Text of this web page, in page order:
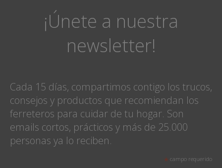
¡Únete a nuestra
newsletter!
Cada 15 días, compartimos contigo los trucos,
consejos y productos que recomiendan los
ferreteros para cuidar de tu hogar. Son
emails cortos, prácticos y más de 25.000
personas ya lo reciben.
* campo requerido